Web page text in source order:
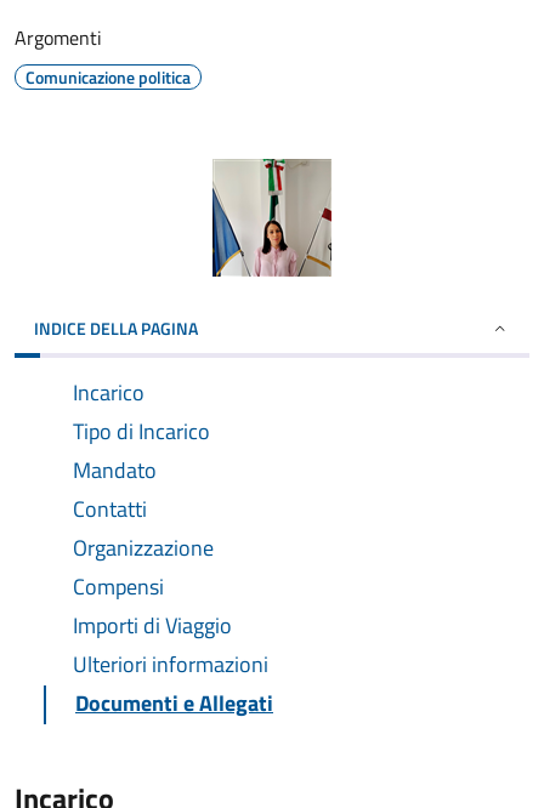
Argomenti
Comunicazione politica
INDICE DELLA PAGINA
Incarico
Tipo di Incarico
Mandato
Contatti
Organizzazione
Compensi
Importi di Viaggio
Ulteriori informazioni
Documenti e Allegati
Incarico